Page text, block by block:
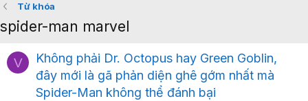
Từ khóa
spider-man marvel
V
Không phải Dr. Octopus hay Green Goblin,
đây mới là gã phản diện ghê gớm nhất mà
Spider-Man không thể đánh bại